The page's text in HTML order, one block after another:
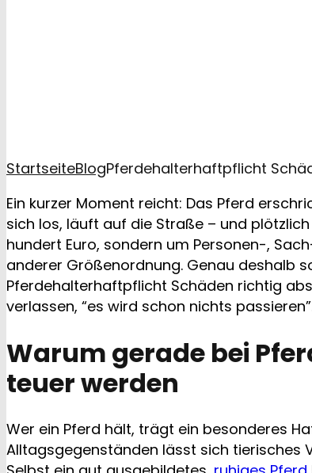
StartseiteBlogPferdehalterhaftpflicht
Ein kurzer Moment reicht: Das Pferd
sich los, läuft auf die Straße – und
hundert Euro, sondern um Personen-,
anderer Größenordnung. Genau deshalb
Pferdehalterhaftpflicht Schäden richtig
verlassen, “es wird schon nichts
Warum gerade bei
teuer werden
Wer ein Pferd hält, trägt ein besonderes
Alltagsgegenständen lässt sich tierisches